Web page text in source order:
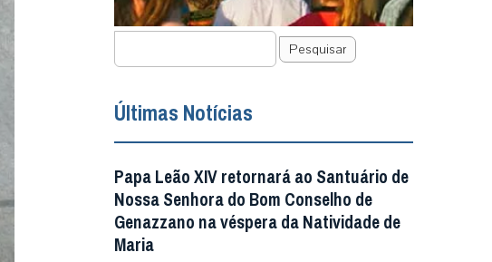
Pesquisar
Últimas Notícias
Papa Leão XIV retornará ao Santuário de
Nossa Senhora do Bom Conselho de
Genazzano na véspera da Natividade de
Maria